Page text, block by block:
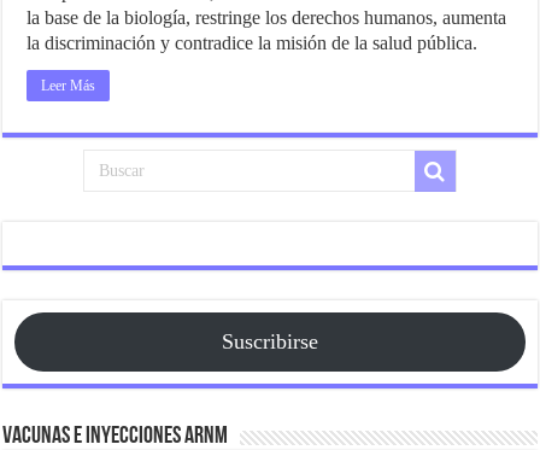
la base de la biología, restringe los derechos humanos, aumenta
la discriminación y contradice la misión de la salud pública.
Leer Más
Suscribirse
Vacunas e Inyecciones ARNm